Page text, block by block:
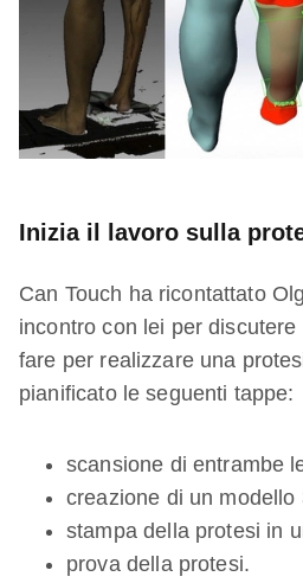
Inizia il lavoro sulla
Can Touch ha ricontattato
incontro con lei per
fare per realizzare una
pianificato le seguenti tappe:
scansione di entrambe
creazione di un modello
stampa della protesi in
prova della protesi.